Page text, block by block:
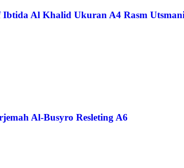
Al Khalid Ukuran A4 Rasm
Al-Busyro Resleting A6